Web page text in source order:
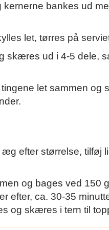
bankes ud
let, tørres på
skæres ud i 4-5 dele,
let sammen og
efter størrelse, tilføj
og bages ved 150
efter, ca. 30-35
og skæres i tern til